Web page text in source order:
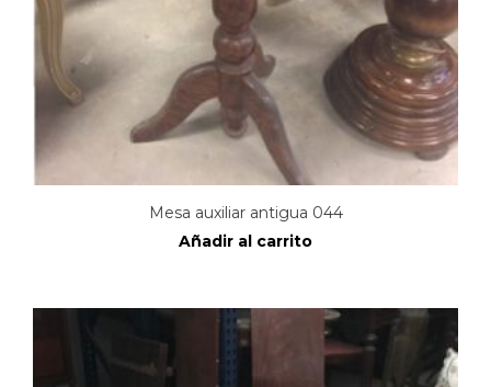
Mesa auxiliar antigua 044
Añadir al carrito